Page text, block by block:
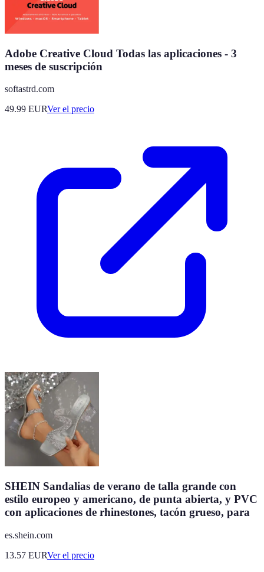
Adobe Creative Cloud Todas las aplicaciones - 3
meses de suscripción
softastrd.com
49.99 EURVer el precio
SHEIN Sandalias de verano de talla grande con
estilo europeo y americano, de punta abierta, y PVC
con aplicaciones de rhinestones, tacón grueso, para
es.shein.com
13.57 EURVer el precio